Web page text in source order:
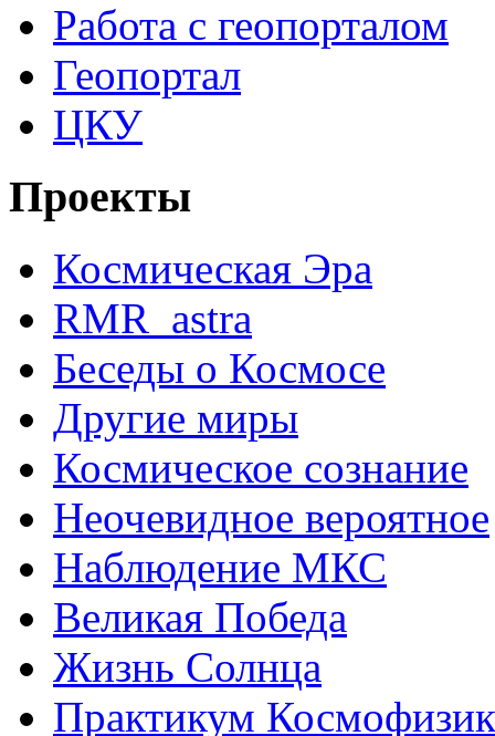
Работа с геопорталом
Геопортал
ЦКУ
Проекты
Космическая Эра
RMR_astra
Беседы о Космосе
Другие миры
Космическое сознание
Неочевидное вероятное
Наблюдение МКС
Великая Победа
Жизнь Солнца
Практикум